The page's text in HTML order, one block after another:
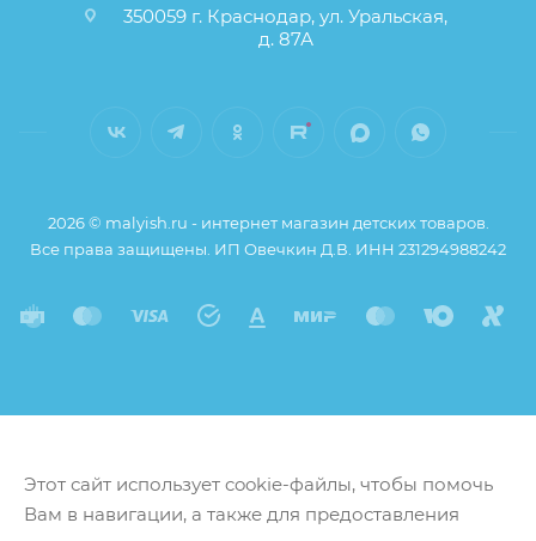
350059 г. Краснодар, ул. Уральская,
д. 87А
2026 © malyish.ru - интернет магазин детских товаров.
Все права защищены. ИП Овечкин Д.В. ИНН 231294988242
Этот сайт использует cookie-файлы, чтобы помочь
Вам в навигации, а также для предоставления